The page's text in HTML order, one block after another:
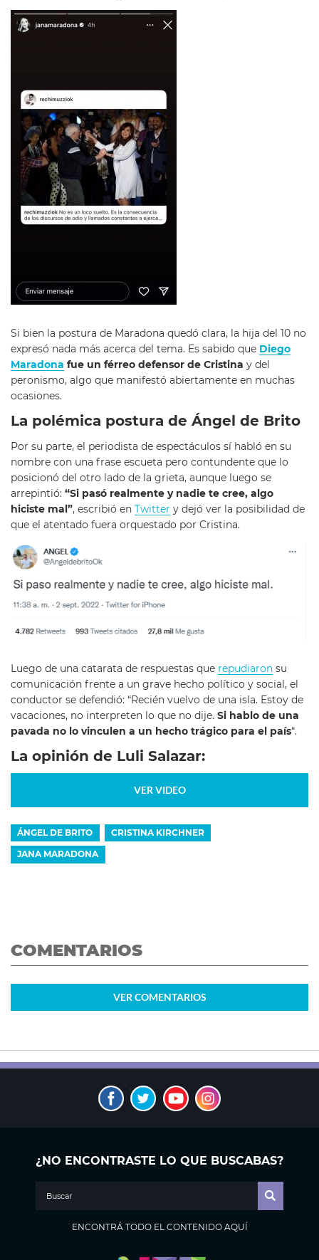
Si bien la postura de Maradona quedó clara, la hija del 10 no
expresó nada más acerca del tema. Es sabido que Diego
Maradona fue un férreo defensor de Cristina y del
peronismo, algo que manifestó abiertamente en muchas
ocasiones.
La polémica postura de Ángel de Brito
Por su parte, el periodista de espectáculos sí habló en su
nombre con una frase escueta pero contundente que lo
posicionó del otro lado de la grieta, aunque luego se
arrepintió: “Si pasó realmente y nadie te cree, algo
hiciste mal”, escribió en Twitter y dejó ver la posibilidad de
que el atentado fuera orquestado por Cristina.
Luego de una catarata de respuestas que repudiaron su
comunicación frente a un grave hecho político y social, el
conductor se defendió: “Recién vuelvo de una isla. Estoy de
vacaciones, no interpreten lo que no dije. Si hablo de una
pavada no lo vinculen a un hecho trágico para el país“.
La opinión de Luli Salazar:
VER VIDEO
ÁNGEL DE BRITO CRISTINA KIRCHNER
JANA MARADONA
COMENTARIOS
VER COMENTARIOS
¿NO ENCONTRASTE LO QUE BUSCABAS?
ENCONTRÁ TODO EL CONTENIDO AQUÍ